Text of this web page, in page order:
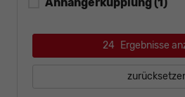
24 Ergebnisse